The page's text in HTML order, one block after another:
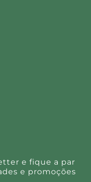
e fique a par
e promoções